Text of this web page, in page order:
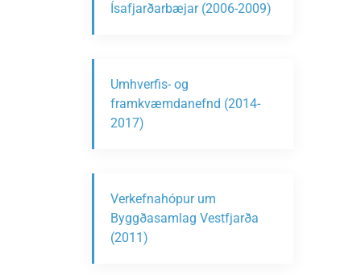
Ísafjarðarbæjar (2006-2009)
Umhverfis- og
framkvæmdanefnd (2014-
2017)
Verkefnahópur um
Byggðasamlag Vestfjarða
(2011)